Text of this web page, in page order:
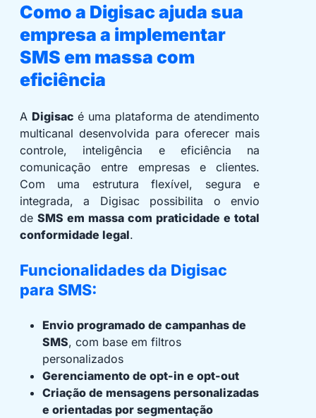
Como a Digisac ajuda sua
empresa a implementar
SMS em massa com
eficiência
A Digisac é uma plataforma de atendimento
multicanal desenvolvida para oferecer mais
controle, inteligência e eficiência na
comunicação entre empresas e clientes.
Com uma estrutura flexível, segura e
integrada, a Digisac possibilita o envio
de SMS em massa com praticidade e total
conformidade legal.
Funcionalidades da Digisac
para SMS:
Envio programado de campanhas de
SMS, com base em filtros
personalizados
Gerenciamento de opt-in e opt-out
Criação de mensagens personalizadas
e orientadas por segmentação